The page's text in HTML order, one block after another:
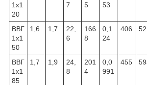
1x1
20
7
5
53
ВВГ
1x1
50
1,6 1,7
22,
6
166
8
0,1
24
406
ВВГ
1x1
85
1,7 1,9
24,
8
201
4
0,0
991
455